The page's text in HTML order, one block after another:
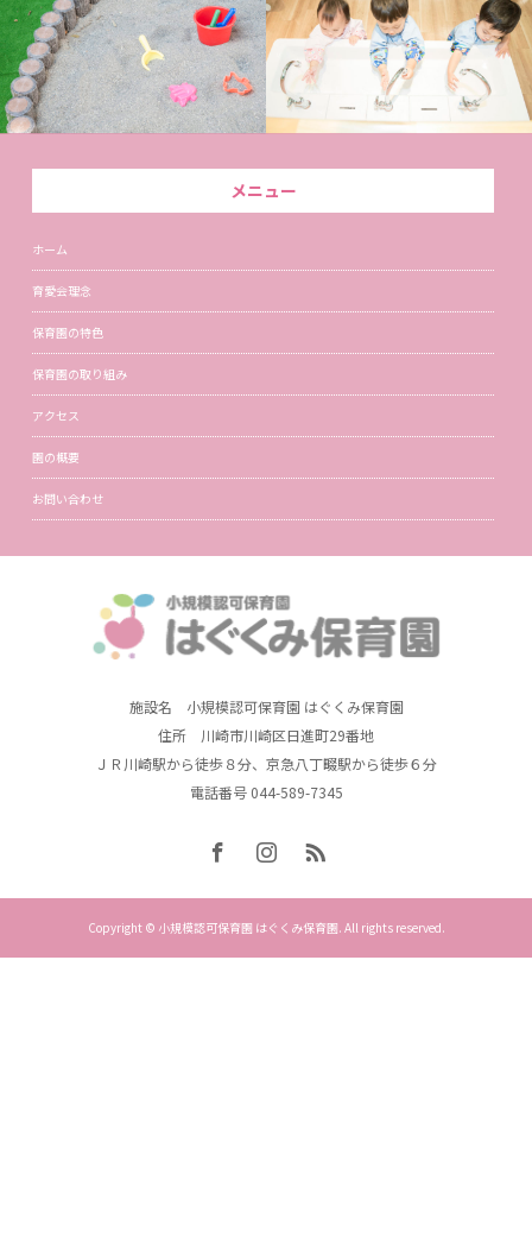
メニュー
ホーム
育愛会理念
保育園の特色
保育園の取り組み
アクセス
園の概要
お問い合わせ
施設名 小規模認可保育園 はぐくみ保育園
住所 川崎市川崎区日進町29番地
ＪＲ川崎駅から徒歩８分、京急八丁畷駅から徒歩６分
電話番号 044-589-7345
Copyright © 小規模認可保育園 はぐくみ保育園. All rights reserved.